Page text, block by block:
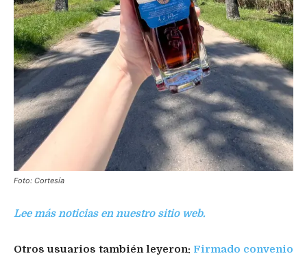
Foto: Cortesía
Lee más noticias en nuestro sitio web.
Otros usuarios también leyeron: Firmado convenio